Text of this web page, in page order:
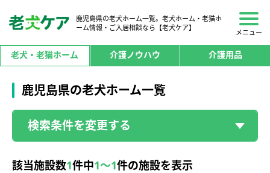
鹿児島県の老犬ホーム一覧。老犬ホーム・老猫ホ
ーム情報・ご入居相談なら【老犬ケア】
メニュー
老犬・老猫ホーム 介護ノウハウ 介護用品
鹿児島県の老犬ホーム一覧
検索条件を変更する
該当施設数1件中1～1件の施設を表示